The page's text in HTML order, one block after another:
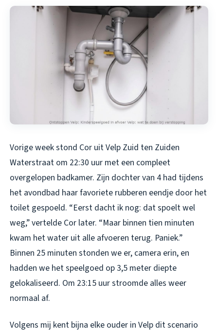
Vorige week stond Cor uit Velp Zuid ten Zuiden
Waterstraat om 22:30 uur met een compleet
overgelopen badkamer. Zijn dochter van 4 had tijdens
het avondbad haar favoriete rubberen eendje door het
toilet gespoeld. “Eerst dacht ik nog: dat spoelt wel
weg,” vertelde Cor later. “Maar binnen tien minuten
kwam het water uit alle afvoeren terug. Paniek.”
Binnen 25 minuten stonden we er, camera erin, en
hadden we het speelgoed op 3,5 meter diepte
gelokaliseerd. Om 23:15 uur stroomde alles weer
normaal af.
Volgens mij kent bijna elke ouder in Velp dit scenario